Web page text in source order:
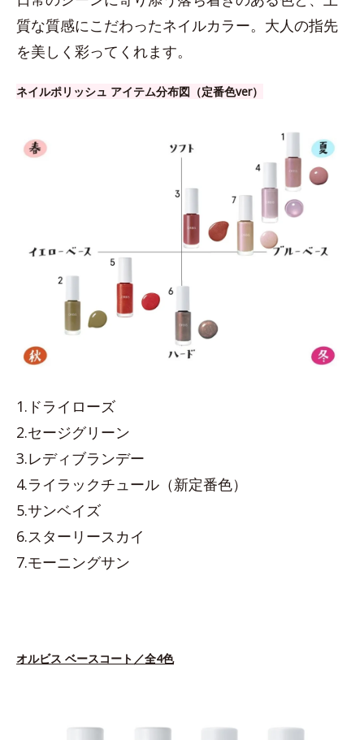
質な質感にこだわったネイルカラー。大人の指先
を美しく彩ってくれます。
ネイルポリッシュ アイテム分布図（定番色ver）
1.ドライローズ
2.セージグリーン
3.レディブランデー
4.ライラックチュール（新定番色）
5.サンベイズ
6.スターリースカイ
7.モーニングサン
オルビス ベースコート／全4色